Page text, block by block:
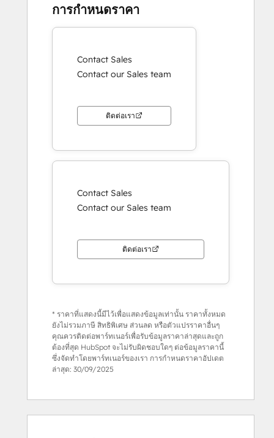
การกำหนดราคา
Contact Sales
Contact our Sales team
ติดต่อเรา
Contact Sales
Contact our Sales team
ติดต่อเรา
* ราคาที่แสดงนี้มีไว้เพื่อแสดงข้อมูลเท่านั้น ราคาทั้งหมด
ยังไม่รวมภาษี สิทธิพิเศษ ส่วนลด หรือตัวแปรราคาอื่นๆ
คุณควรติดต่อพาร์ทเนอร์เพื่อรับข้อมูลราคาล่าสุดและถูก
ต้องที่สุด HubSpot จะไม่รับผิดชอบใดๆ ต่อข้อมูลราคานี้
ซึ่งจัดทำโดยพาร์ทเนอร์ของเรา การกำหนดราคาอัปเดต
ล่าสุด: 30/09/2025